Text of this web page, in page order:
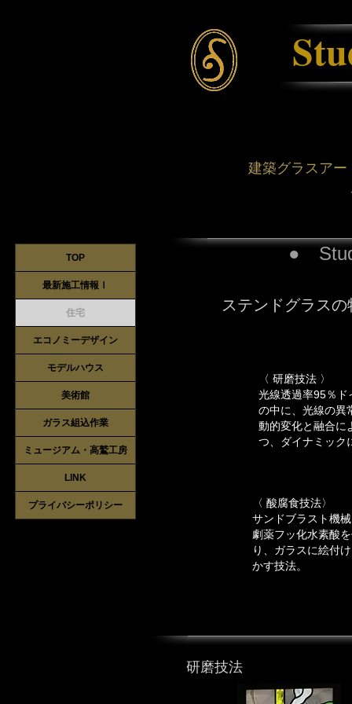
建築グラスア
●
ステンドグラス
〈 研磨技法 〉
光線透過率95％ド
の中に、光線の異
動的変化と融合に
つ、ダイナミック
〈 酸腐食技法〉
サンドブラスト機
劇薬フッ化水素酸
り、ガラスに絵付
かす技法。
研磨技法
TOP
最新施工情報Ⅰ
住宅
エコノミーデザイン
モデルハウス
美術館
ガラス組込作業
ミュージアム・高鷲工房
LINK
プライバシーポリシー